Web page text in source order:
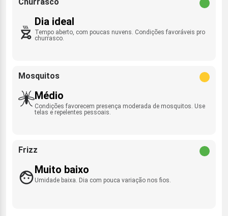
Dia ideal
Tempo aberto, com poucas nuvens. Condições favoráveis pro
churrasco.
Mosquitos
Médio
Condições favorecem presença moderada de mosquitos. Use
telas e repelentes pessoais.
Frizz
Muito baixo
Umidade baixa. Dia com pouca variação nos fios.